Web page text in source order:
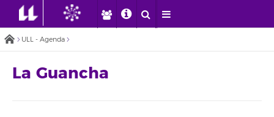
ULL - Agenda
La Guancha